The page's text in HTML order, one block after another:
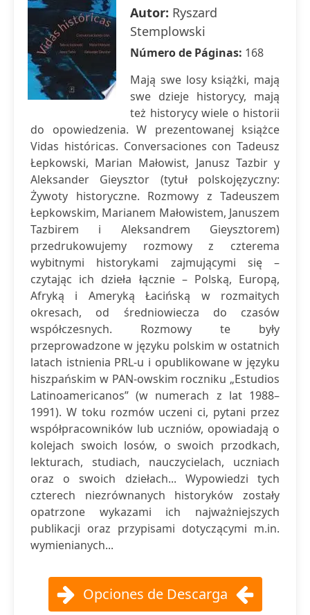
Autor: Ryszard
Stemplowski
Número de Páginas: 168
Mają swe losy książki, mają
swe dzieje historycy, mają
też historycy wiele o historii
do opowiedzenia. W prezentowanej książce
Vidas históricas. Conversaciones con Tadeusz
Łepkowski, Marian Małowist, Janusz Tazbir y
Aleksander Gieysztor (tytuł polskojęzyczny:
Żywoty historyczne. Rozmowy z Tadeuszem
Łepkowskim, Marianem Małowistem, Januszem
Tazbirem i Aleksandrem Gieysztorem)
przedrukowujemy rozmowy z czterema
wybitnymi historykami zajmującymi się –
czytając ich dzieła łącznie – Polską, Europą,
Afryką i Ameryką Łacińską w rozmaitych
okresach, od średniowiecza do czasów
współczesnych. Rozmowy te były
przeprowadzone w języku polskim w ostatnich
latach istnienia PRL-u i opublikowane w języku
hiszpańskim w PAN-owskim roczniku „Estudios
Latinoamericanos” (w numerach z lat 1988–
1991). W toku rozmów uczeni ci, pytani przez
współpracowników lub uczniów, opowiadają o
kolejach swoich losów, o swoich przodkach,
lekturach, studiach, nauczycielach, uczniach
oraz o swoich dziełach... Wypowiedzi tych
czterech niezrównanych historyków zostały
opatrzone wykazami ich najważniejszych
publikacji oraz przypisami dotyczącymi m.in.
wymienianych...
Opciones de Descarga